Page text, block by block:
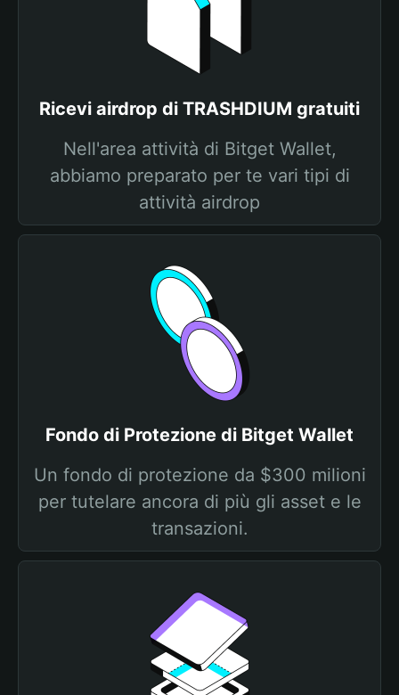
Ricevi airdrop di TRASHDIUM gratuiti
Nell'area attività di Bitget Wallet,
abbiamo preparato per te vari tipi di
attività airdrop
Fondo di Protezione di Bitget Wallet
Un fondo di protezione da $300 milioni
per tutelare ancora di più gli asset e le
transazioni.